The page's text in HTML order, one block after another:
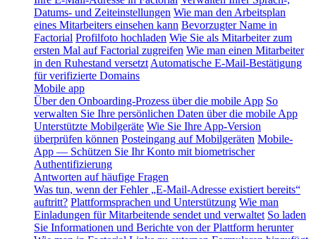
Datums- und Zeiteinstellungen Wie man den Arbeitsplan
eines Mitarbeiters einsehen kann Bevorzugter Name in
Factorial Profilfoto hochladen Wie Sie als Mitarbeiter zum
ersten Mal auf Factorial zugreifen Wie man einen Mitarbeiter
in den Ruhestand versetzt Automatische E-Mail-Bestätigung
für verifizierte Domains
Mobile app
Über den Onboarding-Prozess über die mobile App So
verwalten Sie Ihre persönlichen Daten über die mobile App
Unterstützte Mobilgeräte Wie Sie Ihre App-Version
überprüfen können Posteingang auf Mobilgeräten Mobile-
App — Schützen Sie Ihr Konto mit biometrischer
Authentifizierung
Antworten auf häufige Fragen
Was tun, wenn der Fehler „E-Mail-Adresse existiert bereits“
auftritt? Plattformsprachen und Unterstützung Wie man
Einladungen für Mitarbeitende sendet und verwaltet So laden
Sie Informationen und Berichte von der Plattform herunter